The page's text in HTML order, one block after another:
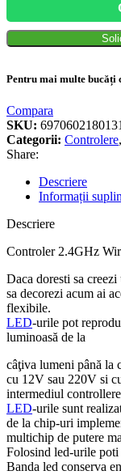
Pentru mai multe bucăți
Compara
SKU: 6970602180131
Categorii: Controlere,
Share:
Descriere
Informații
Descriere
Controler 2.4GHz
Daca doresti sa
sa decorezi acum ai
flexibile.
LED-urile pot
luminoasă de la
câţiva lumeni până la
cu 12V sau 220V si
intermediul
LED-urile sunt
de la chip-uri
multichip de putere
Folosind led-urile poti
Banda led conserva